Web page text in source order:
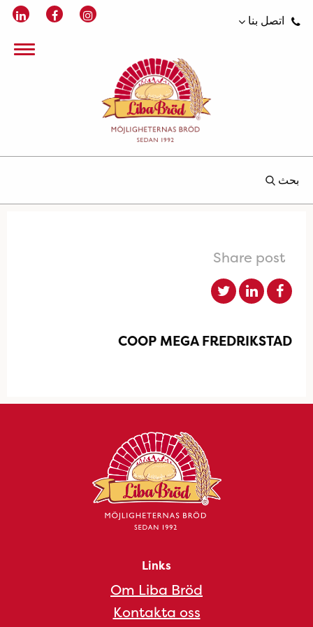
اتصل بنا
بحث
Share post
COOP MEGA FREDRIKSTAD
Links
Om Liba Bröd
Kontakta oss